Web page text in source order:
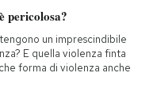
pericolosa?
un imprescindibile
E quella violenza finta
forma di violenza anche